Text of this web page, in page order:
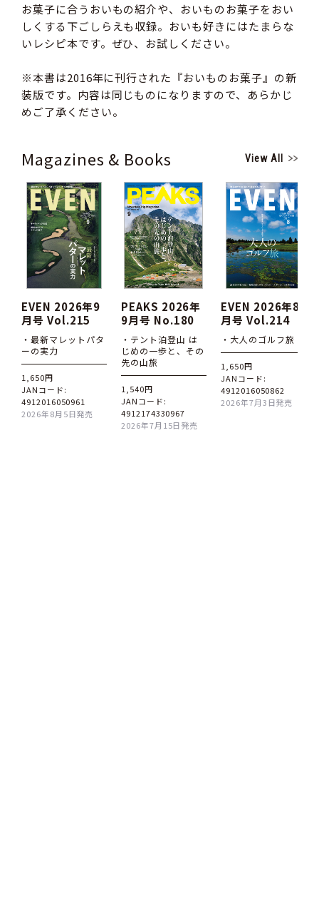
お菓子に合うおいもの紹介や、おいものお菓子をおい
しくする下ごしらえも収録。おいも好きにはたまらな
いレシピ本です。ぜひ、お試しください。
※本書は2016年に刊行された『おいものお菓子』の新
装版です。内容は同じものになりますので、あらかじ
めご了承ください。
Magazines & Books View All
EVEN 2026年9
月号 Vol.215
・最新マレットパタ
ーの実力
1,650円
JANコード:
4912016050961
2026年8月5日発売
PEAKS 2026年
9月号 No.180
・テント泊登山 は
じめの一歩と、その
先の山旅
1,540円
JANコード:
4912174330967
2026年7月15日発売
EVEN 2026年8
月号 Vol.214
・大人のゴルフ旅
1,650円
JANコード:
4912016050862
2026年7月3日発売